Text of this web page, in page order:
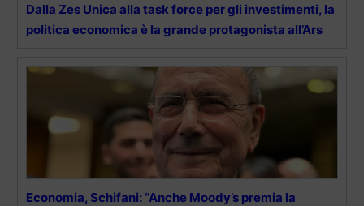
Dalla Zes Unica alla task force per gli investimenti, la
politica economica è la grande protagonista all’Ars
Economia, Schifani: “Anche Moody’s premia la